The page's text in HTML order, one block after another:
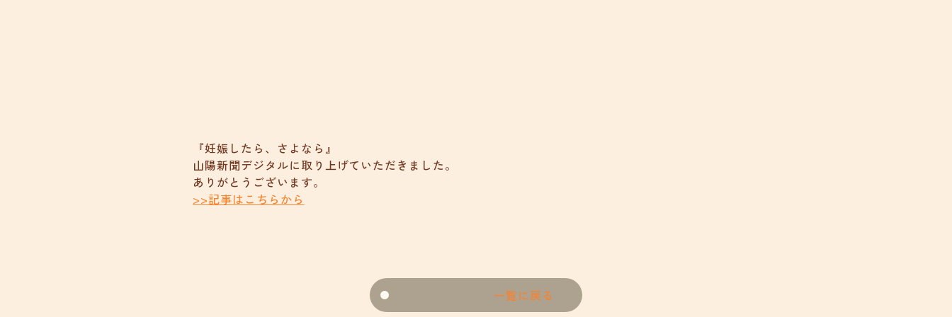
『妊娠したら、さよなら』
山陽新聞デジタルに取り上げていただきました。
ありがとうございます。
>>記事はこちらから
一覧に戻る